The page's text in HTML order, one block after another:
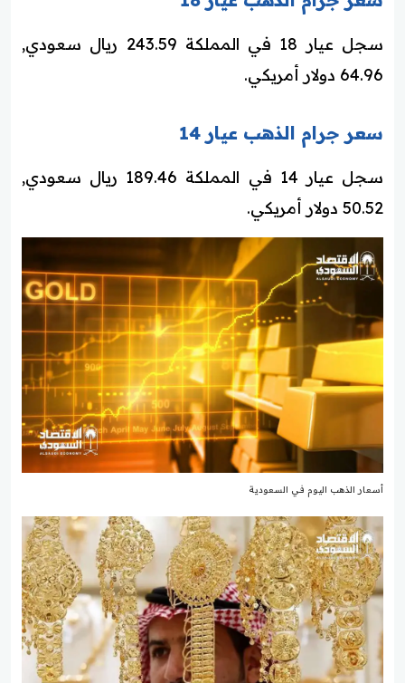
سجل عيار 18 في المملكة 243.59 ريال سعودي,
64.96 دولار أمريكي.
سعر جرام الذهب عيار 14
سجل عيار 14 في المملكة 189.46 ريال سعودي,
50.52 دولار أمريكي.
أسعار الذهب اليوم في السعودية